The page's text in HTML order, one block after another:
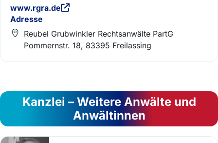
www.rgra.de
Adresse
Reubel Grubwinkler Rechtsanwälte PartG
Pommernstr. 18, 83395 Freilassing
Kanzlei – Weitere Anwälte und
Anwältinnen